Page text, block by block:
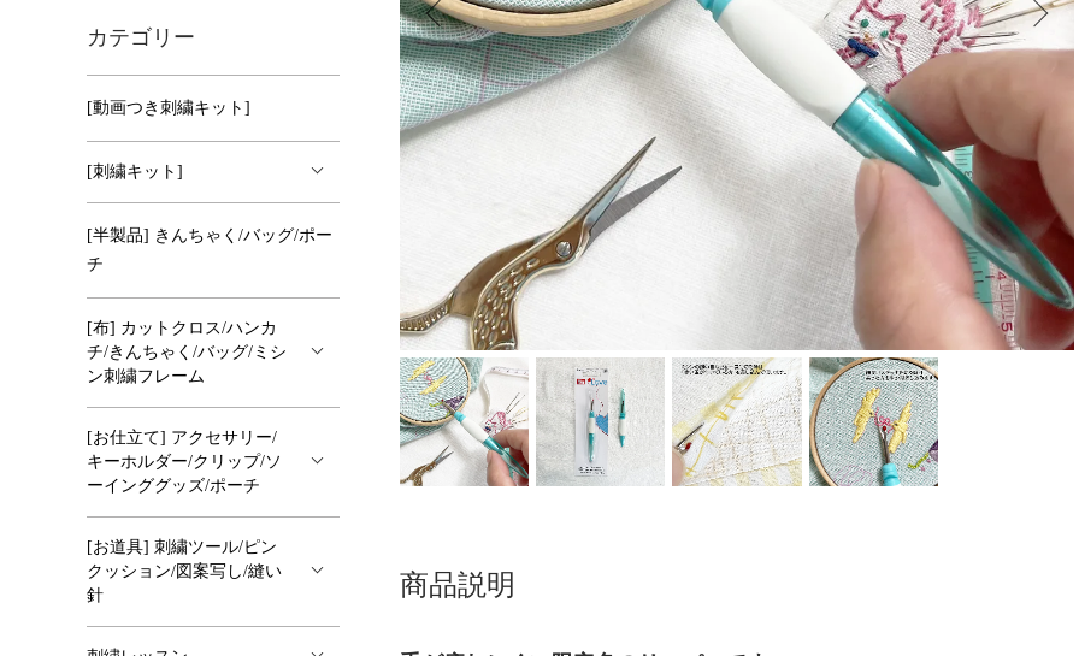
商品説明
カテゴリー
[動画つき刺繍キット]
[刺繍キット]
[半製品] きんちゃく/バッグ/ポー
チ
[布] カットクロス/ハンカ
チ/きんちゃく/バッグ/ミシ
ン刺繍フレーム
[お仕立て] アクセサリー/
キーホルダー/クリップ/ソ
ーインググッズ/ポーチ
[お道具] 刺繍ツール/ピン
クッション/図案写し/縫い
針